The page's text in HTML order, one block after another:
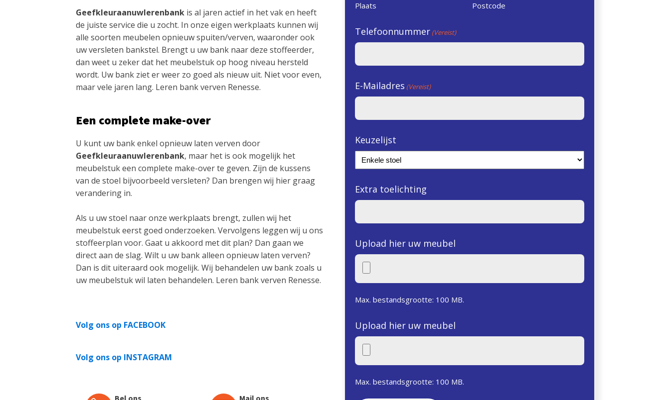
Geefkleuraanuwlerenbank is al jaren actief in het vak en heeft
de juiste service die u zocht. In onze eigen werkplaats kunnen wij
alle soorten meubelen opnieuw spuiten/verven, waaronder ook
uw versleten bankstel. Brengt u uw bank naar deze stoffeerder,
dan weet u zeker dat het meubelstuk op hoog niveau hersteld
wordt. Uw bank ziet er weer zo goed als nieuw uit. Niet voor even,
maar vele jaren lang. Leren bank verven Renesse.
Een complete make-over
U kunt uw bank enkel opnieuw laten verven door
Geefkleuraanuwlerenbank, maar het is ook mogelijk het
meubelstuk een complete make-over te geven. Zijn de kussens
van de stoel bijvoorbeeld versleten? Dan brengen wij hier graag
verandering in.
Als u uw stoel naar onze werkplaats brengt, zullen wij het
meubelstuk eerst goed onderzoeken. Vervolgens leggen wij u ons
stoffeerplan voor. Gaat u akkoord met dit plan? Dan gaan we
direct aan de slag. Wilt u uw bank alleen opnieuw laten verven?
Dan is dit uiteraard ook mogelijk. Wij behandelen uw bank zoals u
uw meubelstuk wil laten behandelen. Leren bank verven Renesse.
Volg ons op FACEBOOK
Volg ons op INSTAGRAM
Plaats Postcode
Telefoonnummer (Vereist)
E-Mailadres (Vereist)
Keuzelijst
Extra toelichting
Upload hier uw meubel
Max. bestandsgrootte: 100 MB.
Upload hier uw meubel
Max. bestandsgrootte: 100 MB.